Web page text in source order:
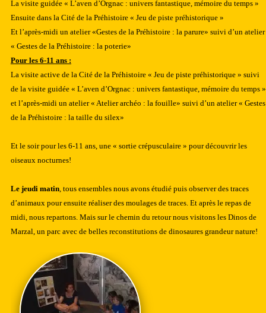
La visite guidée « L’aven d’Orgnac : univers fantastique, mémoire du temps »
Ensuite dans la Cité de la Préhistoire « Jeu de piste préhistorique »
Et l’après-midi un atelier «Gestes de la Préhistoire : la parure» suivi d’un atelier
« Gestes de la Préhistoire : la poterie»
Pour les 6-11 ans :
La visite active de la Cité de la Préhistoire « Jeu de piste préhistorique » suivi
de la visite guidée « L’aven d’Orgnac : univers fantastique, mémoire du temps »
et l’après-midi un atelier « Atelier archéo : la fouille» suivi d’un atelier « Gestes
de la Préhistoire : la taille du silex»
Et le soir pour les 6-11 ans, une « sortie crépusculaire » pour découvrir les
oiseaux nocturnes!
Le jeudi matin, tous ensembles nous avons étudié puis observer des traces
d’animaux pour ensuite réaliser des moulages de traces. Et après le repas de
midi, nous repartons. Mais sur le chemin du retour nous visitons les Dinos de
Marzal, un parc avec de belles reconstitutions de dinosaures grandeur nature!